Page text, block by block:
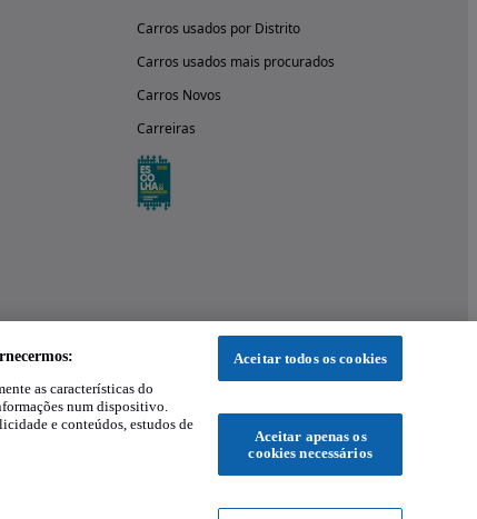
Carros usados por Distrito
Carros usados mais procurados
Carros Novos
Carreiras
as características do
num dispositivo.
e conteúdos, estudos de
Aceitar todos os cookies
Aceitar apenas os
cookies necessários